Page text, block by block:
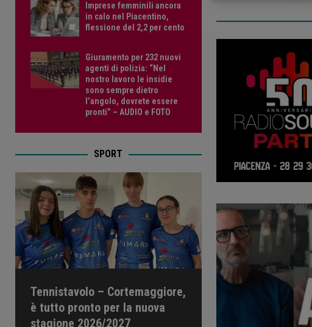
Imprese femminili ancora
in calo nel Piacentino,
flessione del 2,2 per cento
Giuramento per 232 nuovi
agenti di polizia: “Nel
nostro lavoro le insidie
sono sempre dietro
l’angolo, dovrete essere
pronti” – AUDIO e FOTO
SPORT
Tennistavolo – Cortemaggiore,
è tutto pronto per la nuova
stagione 2026/2027